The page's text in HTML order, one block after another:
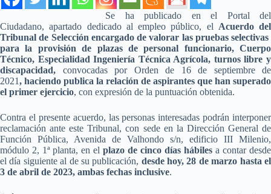
Se ha publicado en el Portal del
Ciudadano, apartado dedicado al empleo público, el Acuerdo del
Tribunal de Selección encargado de valorar las pruebas selectivas
para la provisión de plazas de personal funcionario, Cuerpo
Técnico, Especialidad Ingeniería Técnica Agrícola, turnos libre y
discapacidad, convocadas por Orden de 16 de septiembre de
2021, haciendo publica la relación de aspirantes que han superado
el primer ejercicio, con expresión de la puntuación obtenida.
Contra el presente acuerdo, las personas interesadas podrán interponer
reclamación ante este Tribunal, con sede en la Dirección General de
Función Pública, Avenida de Valhondo s/n, edificio III Milenio,
módulo 2, 1ª planta, en el plazo de cinco días hábiles a contar desde
el día siguiente al de su publicación, desde hoy, 28 de marzo hasta el
3 de abril de 2023, ambas fechas inclusive.